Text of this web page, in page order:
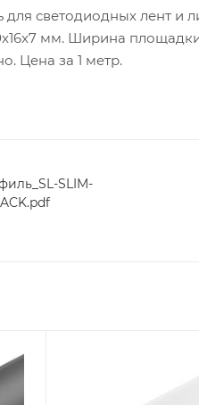
светодиодных лент и
мм. Ширина
Цена за 1 метр.
SLIM-